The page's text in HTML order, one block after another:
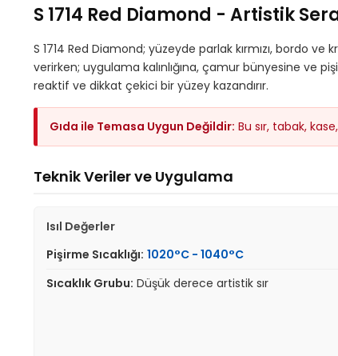
S 1714 Red Diamond - Artistik
S 1714 Red Diamond; yüzeyde parlak kırmızı, bordo
verirken; uygulama kalınlığına, çamur bünyesine ve
reaktif ve dikkat çekici bir yüzey kazandırır.
Gıda ile Temasa Uygun Değildir: Bu sır, tabak,
Teknik Veriler ve Uygulama
Isıl Değerler
Pişirme Sıcaklığı: 1020°C - 1040°C
Sıcaklık Grubu: Düşük derece artistik sır